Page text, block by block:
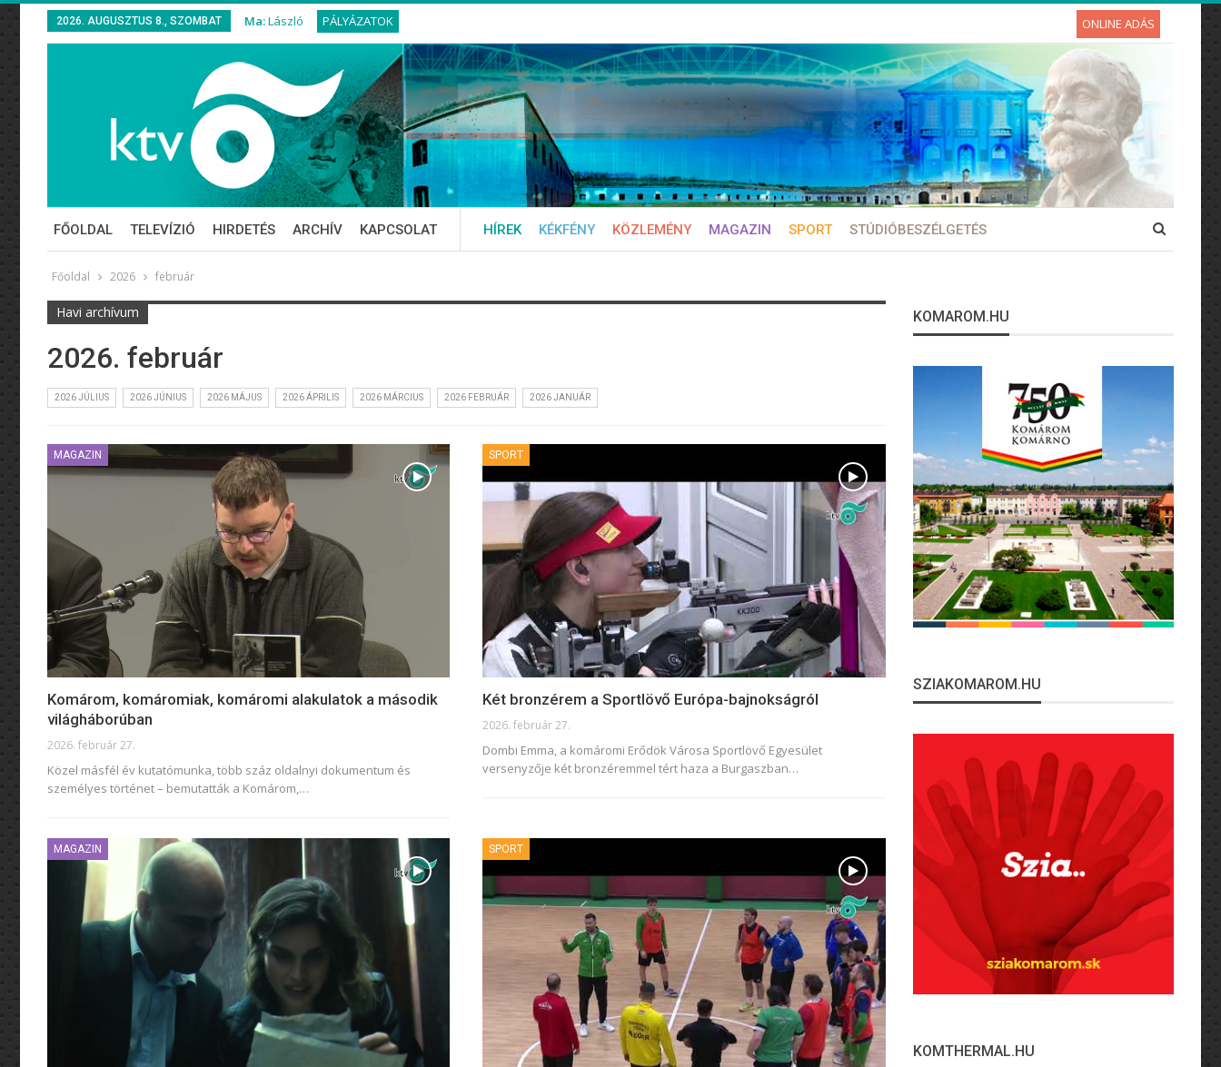
2026. AUGUSZTUS 8., SZOMBAT Ma:László PÁLYÁZATOK ONLINE ADÁS
FŐOLDAL TELEVÍZIÓ HIRDETÉS ARCHÍV KAPCSOLAT HÍREK KÉKFÉNY KÖZLEMÉNY MAGAZIN SPORT STÚDIÓBESZÉLGETÉS
Főoldal 2026 február
Havi archívum
2026. február
2026 JÚLIUS 2026 JÚNIUS 2026 MÁJUS 2026 ÁPRILIS 2026 MÁRCIUS 2026 FEBRUÁR 2026 JANUÁR
MAGAZIN
Komárom, komáromiak, komáromi alakulatok a második
világháborúban
2026. február 27.
Közel másfél év kutatómunka, több száz oldalnyi dokumentum és
személyes történet – bemutatták a Komárom,…
SPORT
Két bronzérem a Sportlövő Európa-bajnokságról
2026. február 27.
Dombi Emma, a komáromi Erődök Városa Sportlövő Egyesület
versenyzője két bronzéremmel tért haza a Burgaszban…
MAGAZIN SPORT
KOMAROM.HU
SZIAKOMAROM.HU
KOMTHERMAL.HU